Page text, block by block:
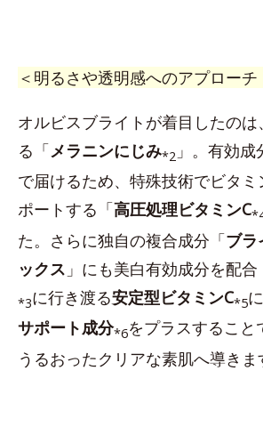
＜明るさや透明感へのアプローチ
オルビスブライトが着目したの
る「メラニンにじみ*2 」。有効成
で届けるため、特殊技術でビタミ
ポートする「高圧処理ビタミンC
た。さらに独自の複合成分「ブラ
ックス 」にも美白有効成分を配
*3に行き渡る安定型ビタミンC*5
サポート成分*6をプラスすること
うるおったクリアな素肌へ導きま